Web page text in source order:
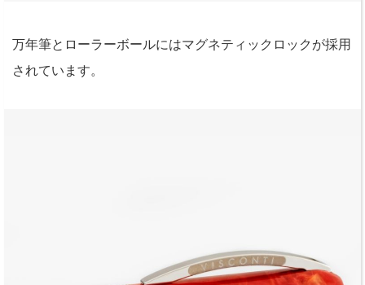
万年筆とローラーボールにはマグネティックロックが採用
されています。